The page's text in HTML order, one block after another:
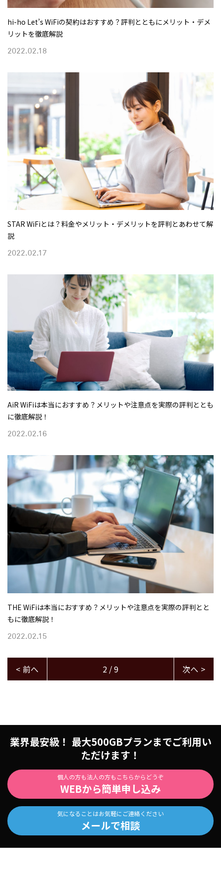
2022.02.18
hi-ho Let’s WiFiの契約はおすすめ？評判とともにメリット・デメ
リットを徹底解説
2022.02.17
STAR WiFiとは？料金やメリット・デメリットを評判とあわせて解
説
2022.02.16
AiR WiFiは本当におすすめ？メリットや注意点を実際の評判ととも
に徹底解説！
2022.02.15
THE WiFiは本当におすすめ？メリットや注意点を実際の評判とと
もに徹底解説！
< 前へ 2 / 9 次へ >
業界最安級！ 最大500GBプランまでご利用い
ただけます！
個人の方も法人の方もこちらからどうぞ
WEBから簡単申し込み
気になることはお気軽にご連絡ください
メールで相談